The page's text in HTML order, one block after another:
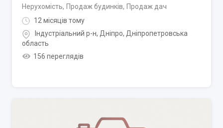
Нерухомість, Продаж будинків, Продаж дач
12 місяців тому
Індустріальний р-н, Дніпро, Дніпропетровська
область
156 переглядів